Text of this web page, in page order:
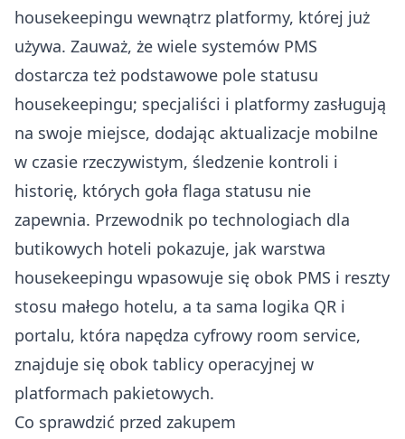
housekeepingu wewnątrz platformy, której już
używa. Zauważ, że wiele systemów PMS
dostarcza też podstawowe pole statusu
housekeepingu; specjaliści i platformy zasługują
na swoje miejsce, dodając aktualizacje mobilne
w czasie rzeczywistym, śledzenie kontroli i
historię, których goła flaga statusu nie
zapewnia. Przewodnik po technologiach dla
butikowych hoteli pokazuje, jak warstwa
housekeepingu wpasowuje się obok PMS i reszty
stosu małego hotelu, a ta sama logika QR i
portalu, która napędza cyfrowy room service,
znajduje się obok tablicy operacyjnej w
platformach pakietowych.
Co sprawdzić przed zakupem